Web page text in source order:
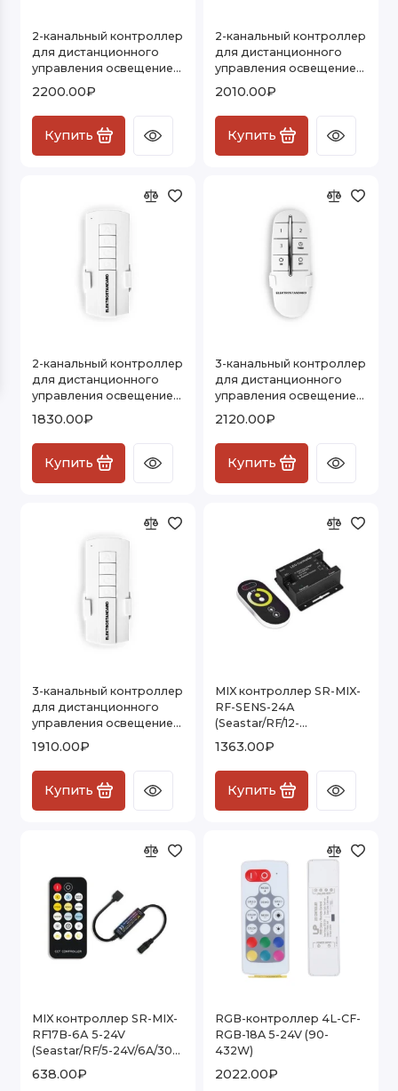
2-канальный контроллер
для дистанционного
управления освещением
2200.00₽
Купить
2-канальный контроллер
для дистанционного
управления освещением
2010.00₽
Купить
2-канальный контроллер
для дистанционного
управления освещением
1830.00₽
Купить
3-канальный контроллер
для дистанционного
управления освещением
2120.00₽
Купить
3-канальный контроллер
для дистанционного
управления освещением
1910.00₽
Купить
MIX контроллер SR-MIX-
RF-SENS-24А
(Seastar/RF/12-
1363.00₽
Купить
MIX контроллер SR-MIX-
RF17B-6А 5-24V
(Seastar/RF/5-24V/6A/30-
638.00₽
RGB-контроллер 4L-CF-
RGB-18A 5-24V (90-
432W)
2022.00₽